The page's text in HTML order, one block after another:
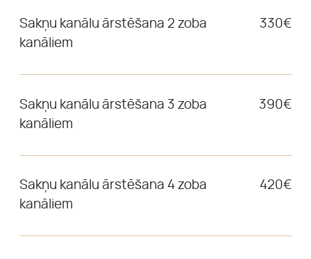
Sakņu kanālu ārstēšana 2 zoba
kanāliem
330€
Sakņu kanālu ārstēšana 3 zoba
kanāliem
390€
Sakņu kanālu ārstēšana 4 zoba
kanāliem
420€